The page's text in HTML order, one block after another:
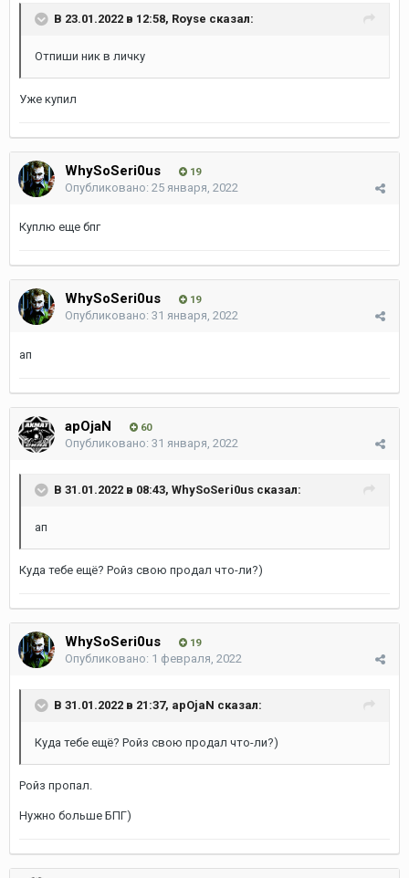
В 23.01.2022 в 12:58, Royse сказал:
Отпиши ник в личку
Уже купил
WhySoSeri0us 19
Опубликовано: 25 января, 2022
Куплю еще бпг
WhySoSeri0us 19
Опубликовано: 31 января, 2022
ап
apOjaN 60
Опубликовано: 31 января, 2022
В 31.01.2022 в 08:43, WhySoSeri0us сказал:
ап
Куда тебе ещё? Ройз свою продал что-ли?)
WhySoSeri0us 19
Опубликовано: 1 февраля, 2022
В 31.01.2022 в 21:37, apOjaN сказал:
Куда тебе ещё? Ройз свою продал что-ли?)
Ройз пропал.
Нужно больше БПГ)